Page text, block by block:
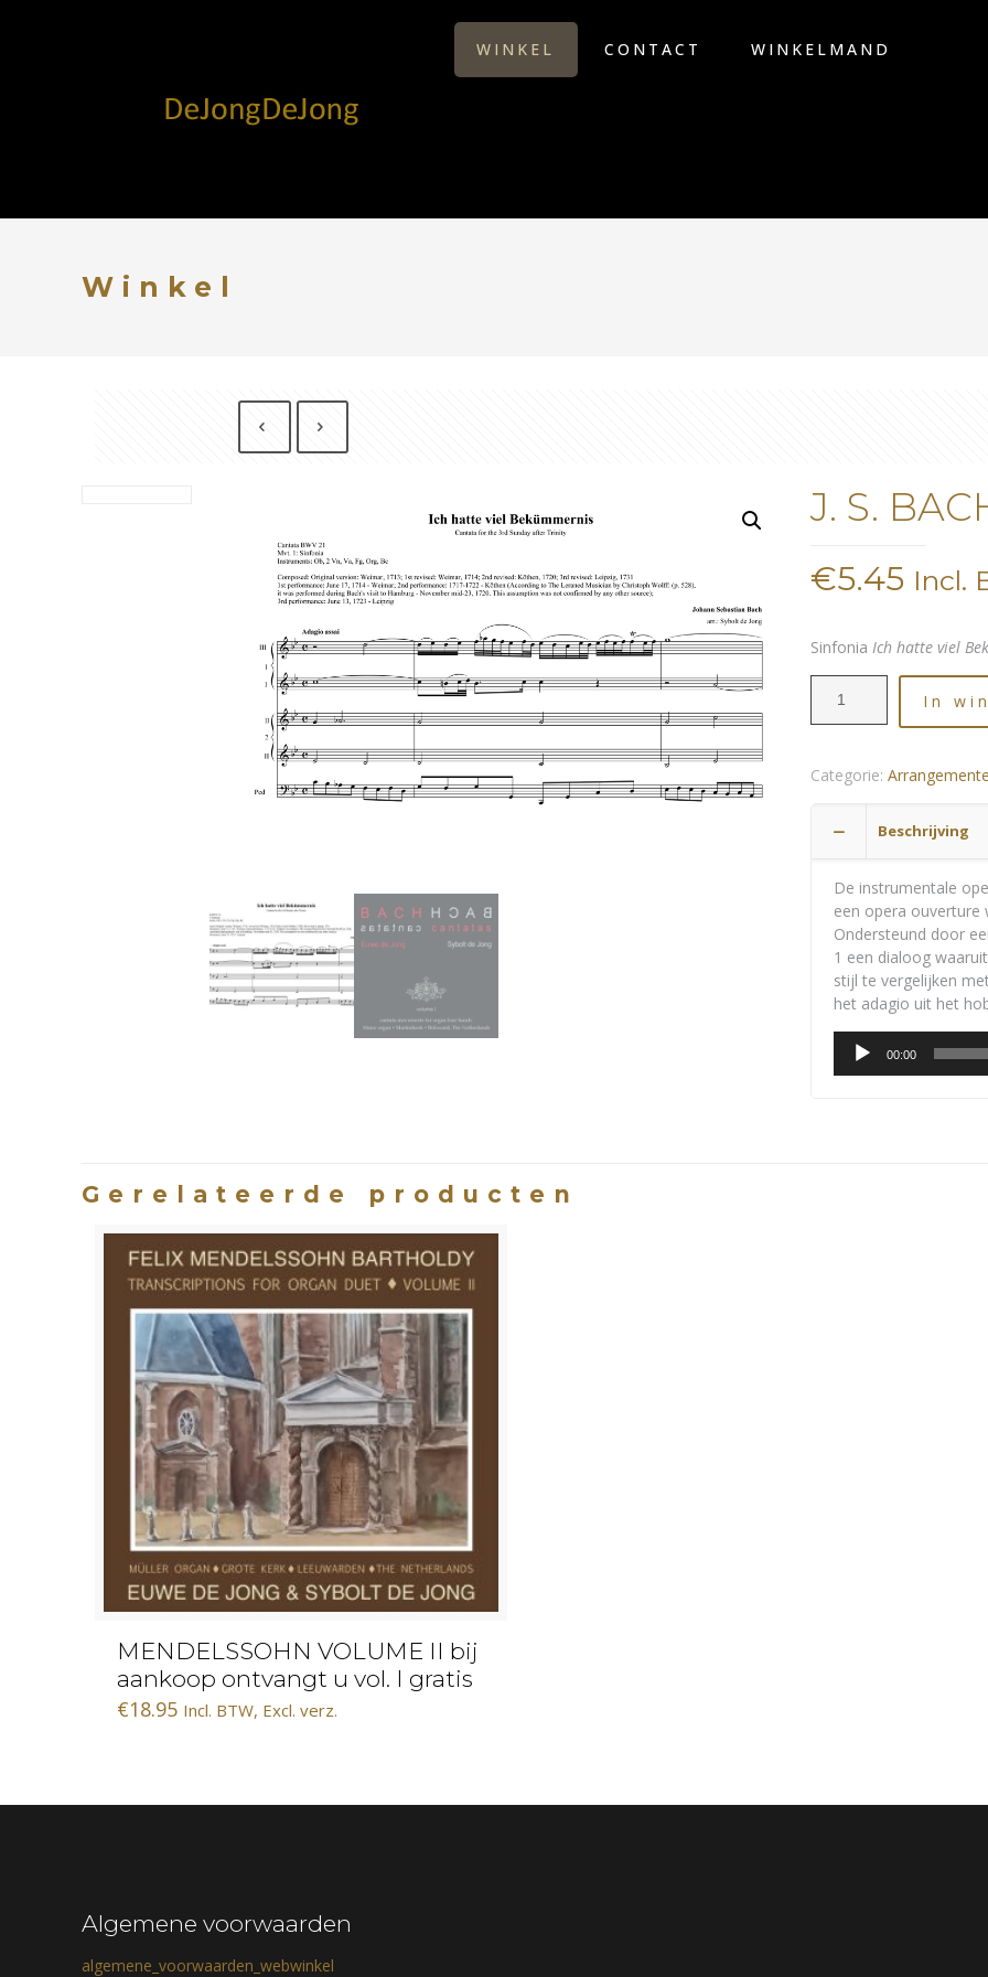
WINKEL CONTACT WINKELMAND
Winkel
J. S.
€5.45 Incl.
SinfoniaIch hatte viel
In
Categorie:
Beschrijving
De instrumentale
een opera ouverture
Ondersteund door
1 een dialoog
stijl te vergelijken
het adagio uit het
Audiospeler
00:00
Gerelateerde producten
MENDELSSOHN VOLUME II bij
aankoop ontvangt u vol. I gratis
€18.95 Incl. BTW, Excl. verz.
Algemene voorwaarden
algemene_voorwaarden_webwinkel